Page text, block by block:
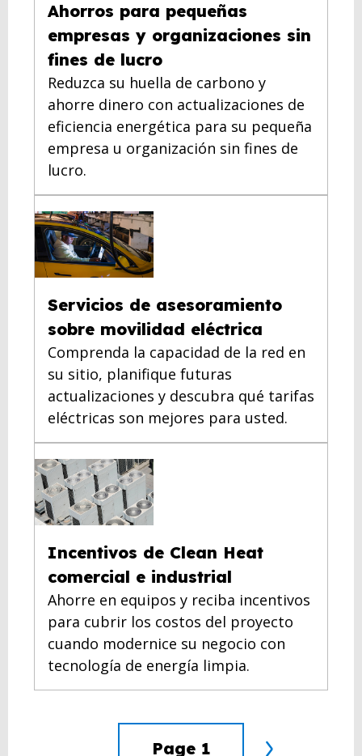
Ahorros para pequeñas
empresas y organizaciones sin
fines de lucro
Reduzca su huella de carbono y
ahorre dinero con actualizaciones de
eficiencia energética para su pequeña
empresa u organización sin fines de
lucro.
Servicios de asesoramiento
sobre movilidad eléctrica
Comprenda la capacidad de la red en
su sitio, planifique futuras
actualizaciones y descubra qué tarifas
eléctricas son mejores para usted.
Incentivos de Clean Heat
comercial e industrial
Ahorre en equipos y reciba incentivos
para cubrir los costos del proyecto
cuando modernice su negocio con
tecnología de energía limpia.
Page 1